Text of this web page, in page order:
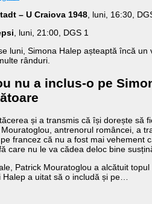
– U Craiova 1948, luni, 16:30,
, luni, 21:00, DGS 1
luni, Simona Halep așteaptă încă
rânduri.
nu a inclus-o pe
și a transmis că își dorește să
antrenorul româncei, a
francez că nu a fost mai vehement
care nu le va cădea deloc bine
Patrick Mouratoglou a alcătuit
Halep a uitat să o includă și pe…